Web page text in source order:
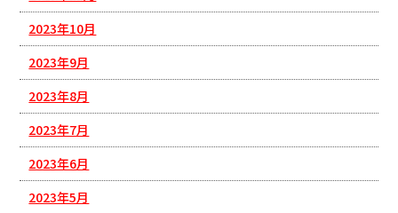
2023年10月
2023年9月
2023年8月
2023年7月
2023年6月
2023年5月